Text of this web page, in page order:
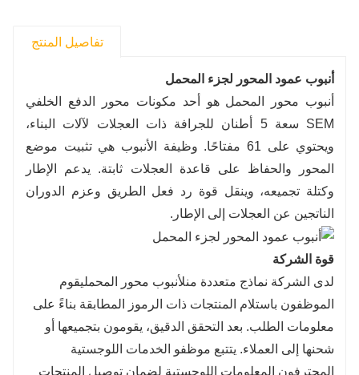
تفاصيل المنتج
أنبوب عمود المحور لجزء المحمل
أنبوب محور المحمل هو أحد مكونات محور الدفع الخلفي
SEM سعة 5 أطنان للجرافة ذات العجلات لآلات البناء،
ويحتوي على 61 مفتاحًا. وظيفة الأنبوب هي تثبيت موضع
المحور والحفاظ على قاعدة العجلات ثابتة. يدعم الإطار
وكتلة تجميعه، وينقل قوة رد فعل الطريق وعزم الدوران
الناتجين عن العجلات إلى الإطار.
قوة الشركة
لدى الشركة نماذج متعددة منلأنبوب محور المحمليقوم
الموظفون باستلام المنتجات ذات الرموز المطابقة بناءً على
معلومات الطلب. بعد التحقق الدقيق، يقومون بتجميعها أو
شحنها إلى العملاء. يتتبع موظفو الخدمات اللوجستية
المحترفون المعلومات اللوجستية لضمان توصيل المنتجات